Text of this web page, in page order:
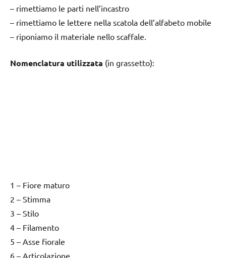
– rimettiamo le parti nell’incastro
– rimettiamo le lettere nella scatola dell’alfabeto mobile
– riponiamo il materiale nello scaffale.
Nomenclatura utilizzata (in grassetto):
1 – Fiore maturo
2 – Stimma
3 – Stilo
4 – Filamento
5 – Asse fiorale
6 – Articolazione